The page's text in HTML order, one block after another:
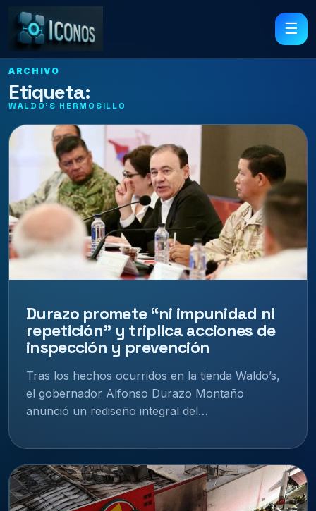
☰
ARCHIVO
Etiqueta:
WALDO’S HERMOSILLO
Durazo promete “ni impunidad ni
repetición” y triplica acciones de
inspección y prevención
Tras los hechos ocurridos en la tienda Waldo’s,
el gobernador Alfonso Durazo Montaño
anunció un rediseño integral del…